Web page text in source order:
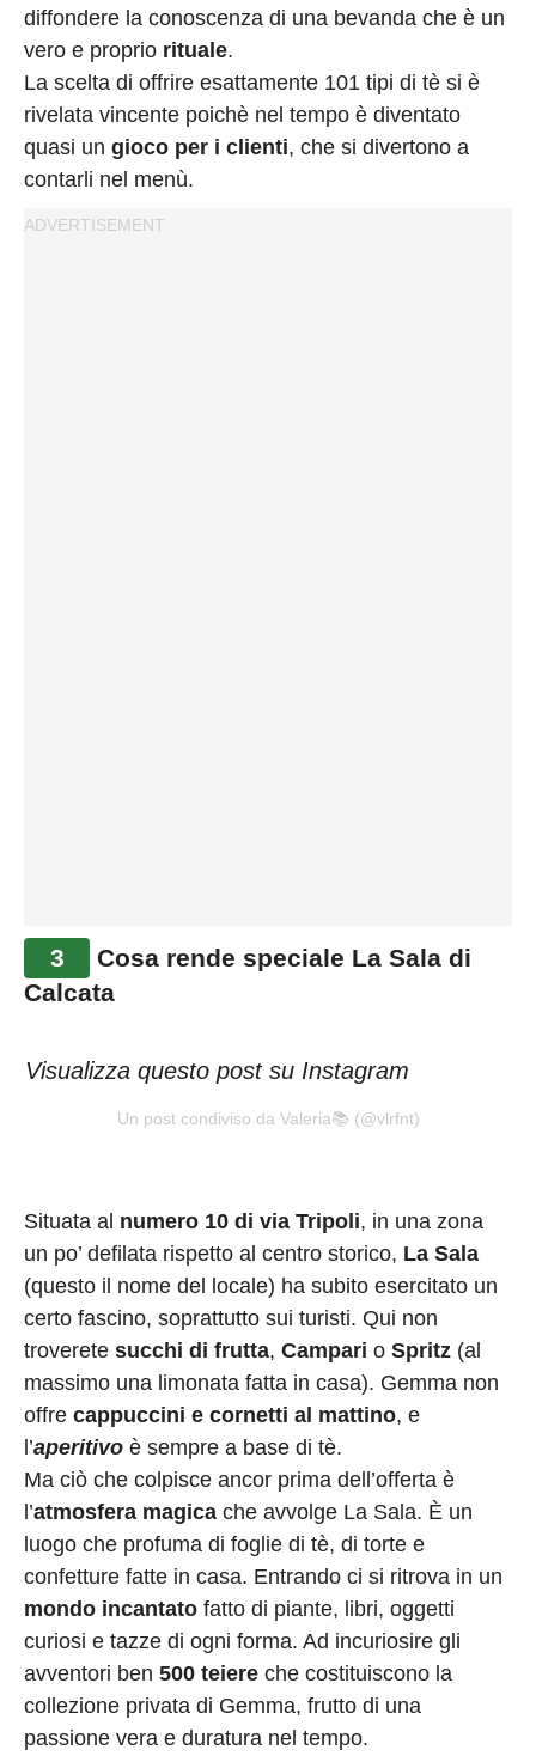
diffondere la conoscenza di una bevanda che è un
vero e proprio rituale.
La scelta di offrire esattamente 101 tipi di tè si è
rivelata vincente poichè nel tempo è diventato
quasi un gioco per i clienti, che si divertono a
contarli nel menù.
3
Cosa rende speciale La Sala di
Calcata
Visualizza questo post su Instagram
Un post condiviso da Valeria📚 (@vlrfnt)
Situata al numero 10 di via Tripoli, in una zona
un po’ defilata rispetto al centro storico, La Sala
(questo il nome del locale) ha subito esercitato un
certo fascino, soprattutto sui turisti. Qui non
troverete succhi di frutta, Campari o Spritz (al
massimo una limonata fatta in casa). Gemma non
offre cappuccini e cornetti al mattino, e
l’aperitivo è sempre a base di tè.
Ma ciò che colpisce ancor prima dell’offerta è
l’atmosfera magica che avvolge La Sala. È un
luogo che profuma di foglie di tè, di torte e
confetture fatte in casa. Entrando ci si ritrova in un
mondo incantato fatto di piante, libri, oggetti
curiosi e tazze di ogni forma. Ad incuriosire gli
avventori ben 500 teiere che costituiscono la
collezione privata di Gemma, frutto di una
passione vera e duratura nel tempo.